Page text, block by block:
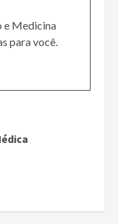
e Medicina
para você.